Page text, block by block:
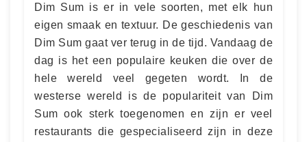
Dim Sum is er in vele soorten, met elk hun
eigen smaak en textuur. De geschiedenis van
Dim Sum gaat ver terug in de tijd. Vandaag de
dag is het een populaire keuken die over de
hele wereld veel gegeten wordt. In de
westerse wereld is de populariteit van Dim
Sum ook sterk toegenomen en zijn er veel
restaurants die gespecialiseerd zijn in deze